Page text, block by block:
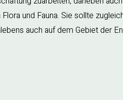
und Fauna. Sie sollte
auch auf dem Gebiet der